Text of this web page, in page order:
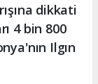
dikkati
4 bin 800
Ilgın